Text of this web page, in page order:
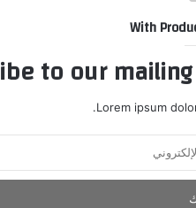
With
to our
Lorem ipsum